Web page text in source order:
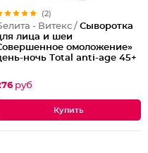
(2)
- Витекс / Сыворотка
лица и шеи
омоложение»
ночь Тotal anti-age 45+
руб